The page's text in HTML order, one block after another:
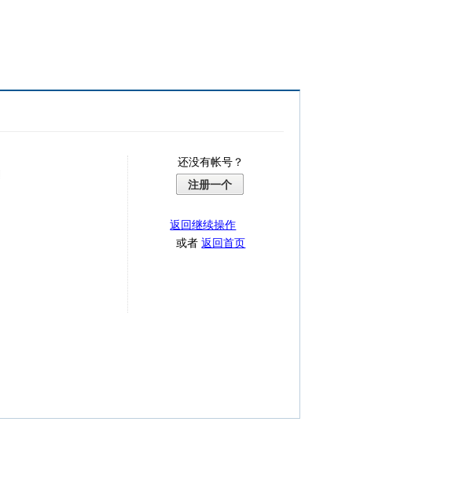
还没有帐号？
注册一个
返回继续操作
或者返回首页